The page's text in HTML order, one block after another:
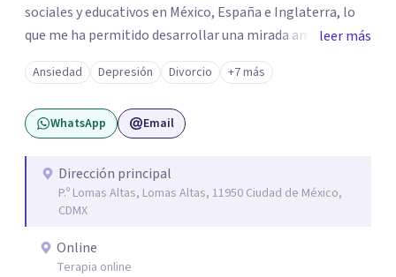
sociales y educativos en México, España e Inglaterra, lo
que me ha permitido desarrollar una mirada amplia,
sensible y profundamente humana del sufrimiento
psicológico. Trabajo desde un enfoque integral que
combina la Psicología Existencial, la Logoterapia, el
Análisis Conductual y la Terapia Dialéctico Conductual.
a personas que atraviesan ansiedad persistente, estados
depresivos, agotamiento emocional, pensamientos
negativos recurrentes o dificultades para regular sus
emociones, integrando herramientas basadas en
evidencia con una comprensión profunda de la historia y
leer más
Ansiedad Depresión Divorcio +7 más
WhatsApp Email
Dirección principal
P.º Lomas Altas, Lomas Altas, 11950 Ciudad de México,
CDMX
Online
Terapia online